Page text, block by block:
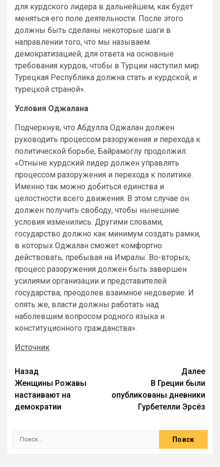
для курдского лидера в дальнейшем, как будет
меняться его поле деятельности. После этого
должны быть сделаны некоторые шаги в
направлении того, что мы называем
демократизацией, для ответа на основные
требования курдов, чтобы в Турции наступил мир.
Турецкая Республика должна стать и курдской, и
турецкой страной».
Условия Оджалана
Подчеркнув, что Абдулла Оджалан должен
руководить процессом разоружения и перехода к
политической борьбе, Байрамоглу продолжил:
«Отныне курдский лидер должен управлять
процессом разоружения и перехода к политике.
Именно так можно добиться единства и
целостности всего движения. В этом случае он
должен получить свободу, чтобы нынешние
условия изменились. Другими словами,
государство должно как минимум создать рамки,
в которых Оджалан сможет комфортно
действовать, пребывая на Имралы. Во-вторых,
процесс разоружения должен быть завершен
усилиями организации и представителей
государства, преодолев взаимное недоверие. И
опять же, власти должны работать над
наболевшим вопросом родного языка и
конституционного гражданства».
Источник
Назад
Женщины Рожавы
настаивают на
демократии
Далее
В Греции были
опубликованы дневники
Гурбетелли Эрсёз